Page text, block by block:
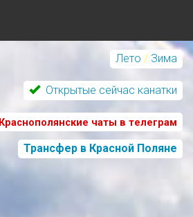
Лето / Зима
Открытые сейчас канатки
Краснополянские чаты в телеграм
Трансфер в Красной Поляне